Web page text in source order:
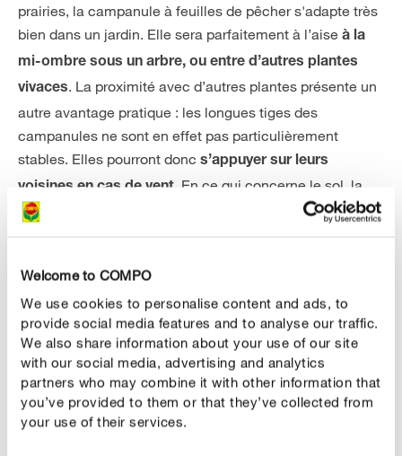
Welcome to COMPO
We use cookies to personalise content and ads, to
provide social media features and to analyse our traffic.
We also share information about your use of our site
with our social media, advertising and analytics
partners who may combine it with other information that
you’ve provided to them or that they’ve collected from
your use of their services.
prairies, la campanule à feuilles de pêcher s'adapte très
bien dans un jardin. Elle sera parfaitement à l’aise à la
mi-ombre sous un arbre, ou entre d’autres plantes
vivaces. La proximité avec d’autres plantes présente un
autre avantage pratique : les longues tiges des
campanules ne sont en effet pas particulièrement
stables. Elles pourront donc s’appuyer sur leurs
voisines en cas de vent . En ce qui concerne le sol, la
Campanula persicifolia est également une plante facile
pêcher pousse particulièrement bien sur les sols
calcaires et les sols frais et humides.
Planter des campanules à feuilles de pêcher
Les campanules à feuilles de pêcher peuvent être
plantées de mars à octobre, en fonction des conditions